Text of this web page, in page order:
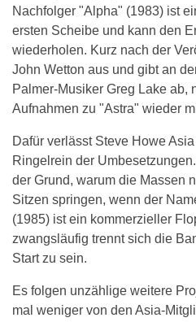
Nachfolger "Alpha" (1983) ist
ersten Scheibe und kann den
wiederholen. Kurz nach der
John Wetton aus und gibt an
Palmer-Musiker Greg Lake ab,
Aufnahmen zu "Astra" wieder
Dafür verlässt Steve Howe
Ringelrein der
der Grund, warum die Massen
Sitzen springen, wenn der
(1985) ist ein kommerzieller
zwangsläufig trennt sich die
Start zu sein.
Es folgen unzählige weitere
mal weniger von den Asia-